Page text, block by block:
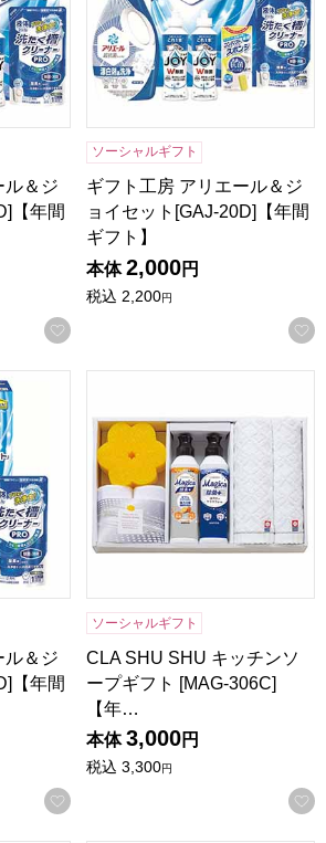
ル＆ジ
【年間
お気に入りに登録する
ソーシャルギフト
ギフト工房 アリエール＆ジ
ョイセット[GAJ-20D]【年間
ギフト】
本体 2,000円
税込 2,200円
ル＆ジョイセット[GAJ-15D]【年間ギフ
ル＆ジ
【年間
お気に入りに登録する
ソーシャルギフト
CLA SHU SHU キッチンソ
ープギフト [MAG-306C]
【年…
本体 3,000円
税込 3,300円